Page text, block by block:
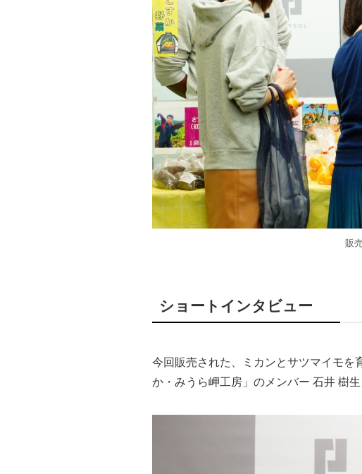
販
ショートインタビュー
今回販売された、ミカンとサツマイモを
か・みうら岬工房」のメンバー 石井 樹